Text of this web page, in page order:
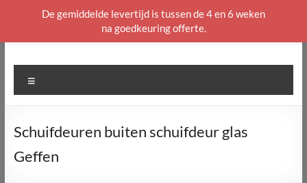
naar
Schuifdeuren buiten schuifdeur glas
Geffen
De gemiddelde levertijd is tussen de 4 en 6 weken
na goedkeuring offerte.